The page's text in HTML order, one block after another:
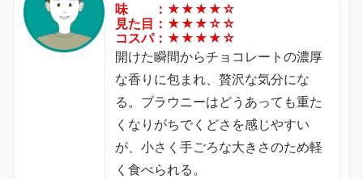
味 ：★★★★☆
見た目：★★★☆☆
コスパ：★★★★☆
開けた瞬間からチョコレートの濃厚
な香りに包まれ、贅沢な気分にな
る。ブラウニーはどうあっても重た
くなりがちでくどさを感じやすい
が、小さく手ごろな大きさのため軽
く食べられる。